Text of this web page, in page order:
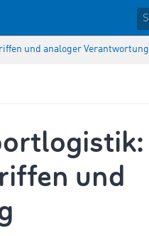
und analoger Verantwortung
und